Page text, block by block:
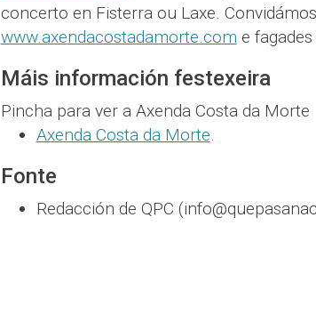
concerto en Fisterra ou Laxe.
www.axendacostadamorte.com e
Máis información festexeira
Pincha para ver a Axenda Costa da Morte
Axenda Costa da Morte.
Fonte
Redacción de QPC